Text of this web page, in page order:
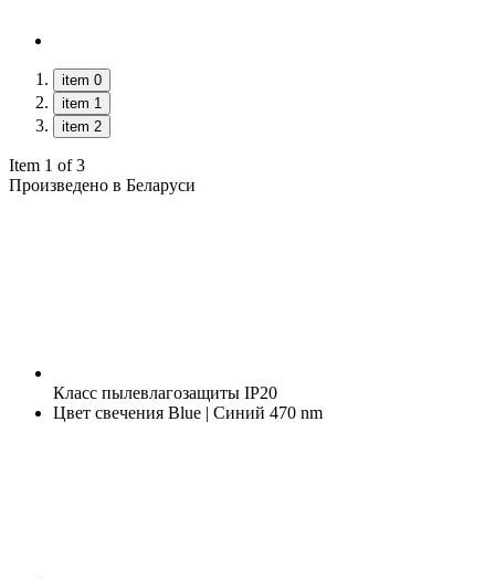
item 0
item 1
item 2
Item 1 of 3
Произведено в Беларуси
Класс пылевлагозащиты IP20
Цвет свечения Blue | Синий 470 nm